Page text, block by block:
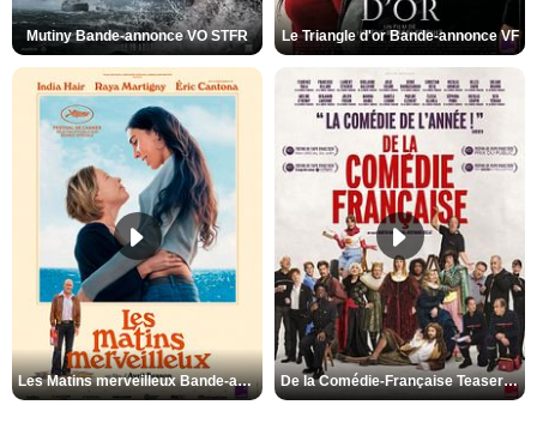
Mutiny Bande-annonce VO STFR Le Triangle d'or Bande-annonce VF
Les Matins merveilleux Bande-annonce VF De la Comédie-Française Teaser VF